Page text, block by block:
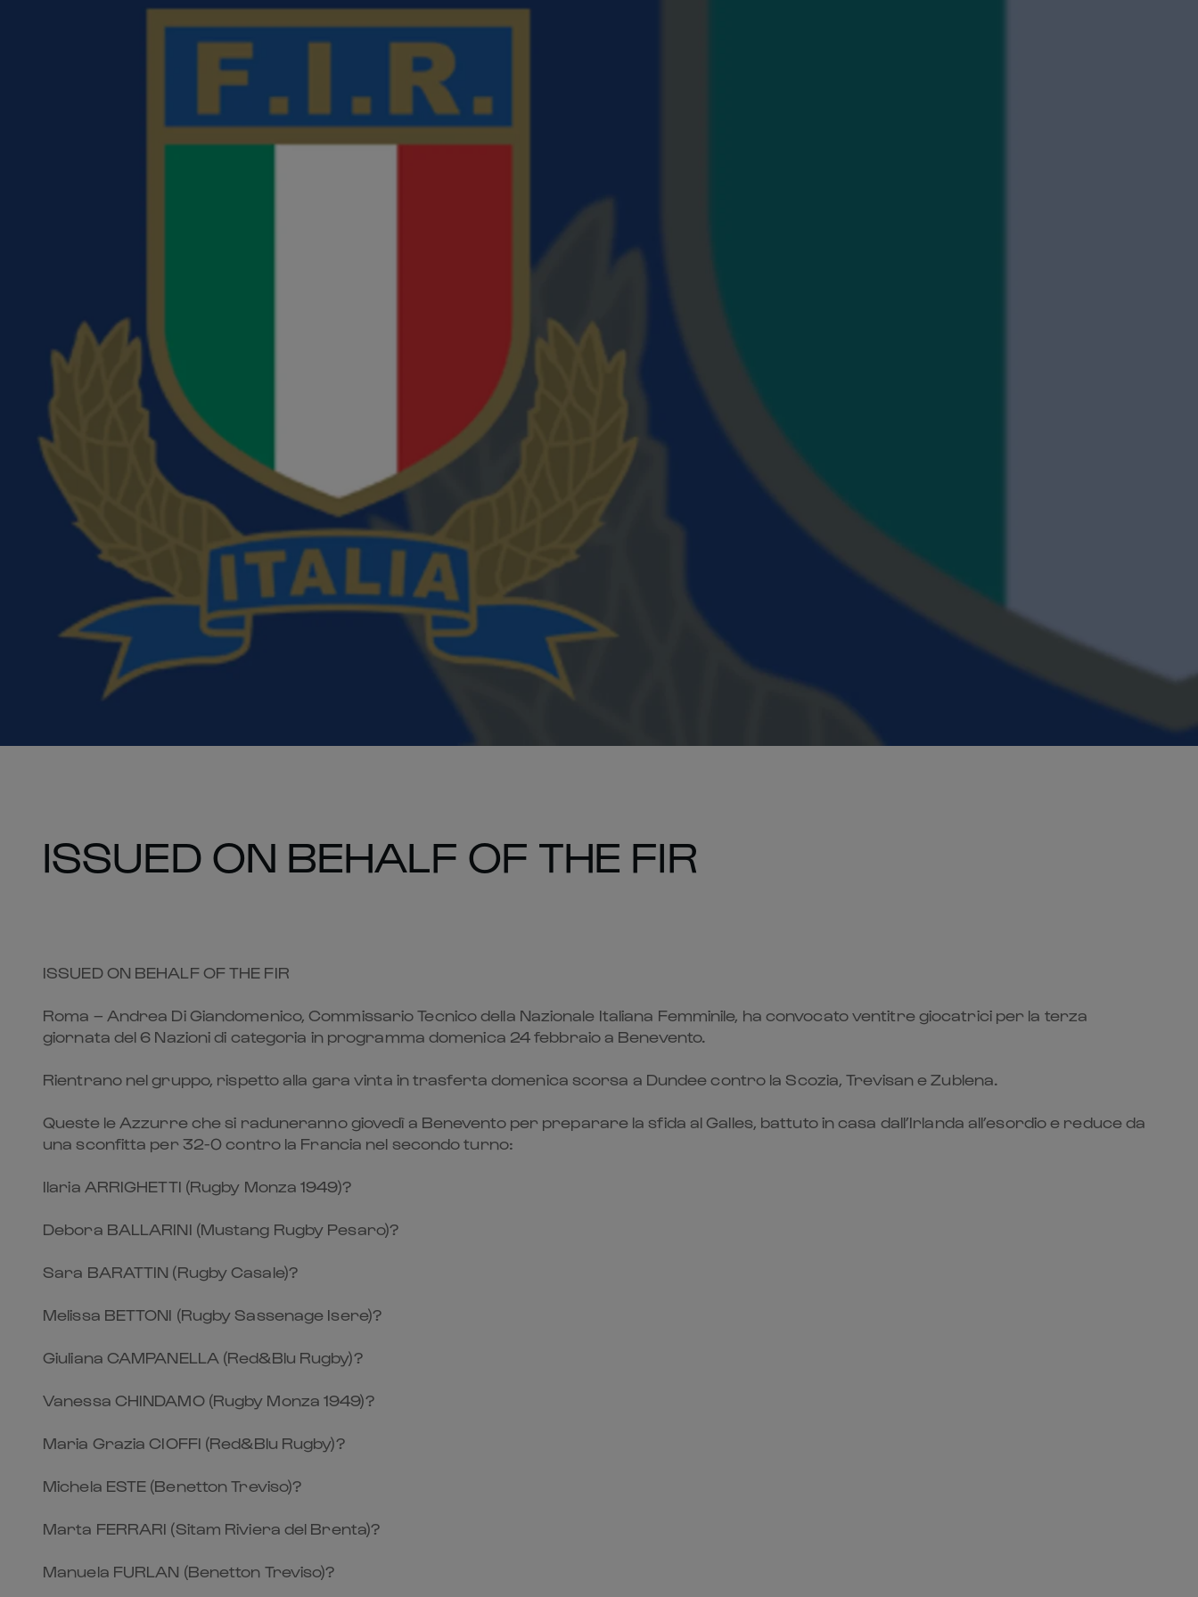
ISSUED ON BEHALF OF THE FIR
ISSUED ON BEHALF OF THE FIR
Roma – Andrea Di Giandomenico, Commissario Tecnico della Nazionale Italiana Femminile, ha convocato ventitre giocatrici per la terza
giornata del 6 Nazioni di categoria in programma domenica 24 febbraio a Benevento.
Rientrano nel gruppo, rispetto alla gara vinta in trasferta domenica scorsa a Dundee contro la Scozia, Trevisan e Zublena.
Queste le Azzurre che si raduneranno giovedì a Benevento per preparare la sfida al Galles, battuto in casa dall’Irlanda all’esordio e reduce da
una sconfitta per 32-0 contro la Francia nel secondo turno:
Ilaria ARRIGHETTI (Rugby Monza 1949)?
Debora BALLARINI (Mustang Rugby Pesaro)?
Sara BARATTIN (Rugby Casale)?
Melissa BETTONI (Rugby Sassenage Isere)?
Giuliana CAMPANELLA (Red&Blu Rugby)?
Vanessa CHINDAMO (Rugby Monza 1949)?
Maria Grazia CIOFFI (Red&Blu Rugby)?
Michela ESTE (Benetton Treviso)?
Marta FERRARI (Sitam Riviera del Brenta)?
Manuela FURLAN (Benetton Treviso)?